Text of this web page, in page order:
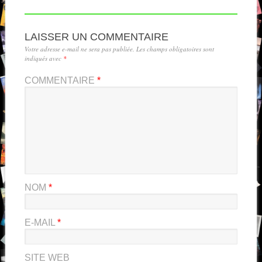
LAISSER UN COMMENTAIRE
Votre adresse e-mail ne sera pas publiée. Les champs obligatoires sont
indiqués avec *
COMMENTAIRE *
NOM *
E-MAIL *
SITE WEB